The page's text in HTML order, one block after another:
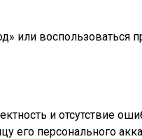
или воспользоваться
и отсутствие
его персонального